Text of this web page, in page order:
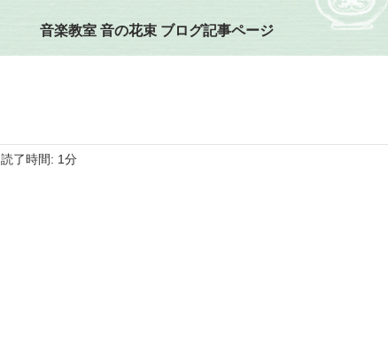
音楽教室 音の花束 ブログ記事ページ
読了時間: 1分